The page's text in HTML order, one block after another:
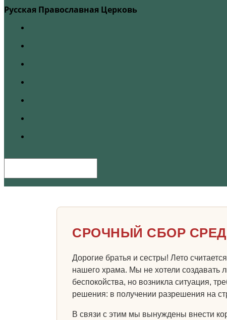
Русская Православная Церковь
СРОЧНЫЙ СБОР
Дорогие братья и сестры! Лето
нашего храма. Мы не хотели создавать
беспокойства, но возникла ситуация,
решения: в получении разрешения на
В связи с этим мы вынуждены внести